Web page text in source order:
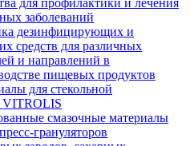
для профилактики и лечения
заболеваний
дезинфицирующих и
средств для различных
и направлений в
пищевых продуктов
для стекольной
смазочные материалы
грануляторов